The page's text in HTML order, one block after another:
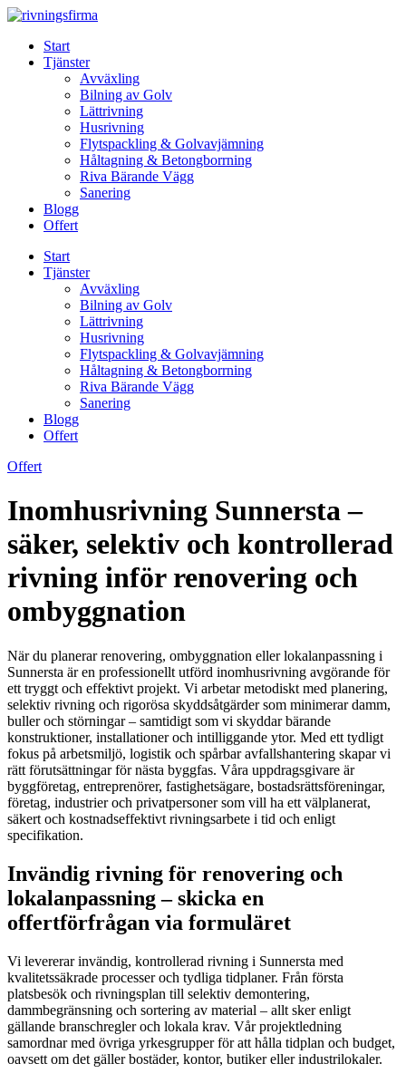
Skip
contentStart
Tjänster
Avväxling
Bilning av Golv
Lättrivning
Husrivning
Flytspackling & Golvavjämning
Håltagning & Betongborrning
Riva Bärande Vägg
Sanering
Blogg
Offert
Start
Tjänster
Avväxling
Bilning av Golv
Lättrivning
Husrivning
Flytspackling & Golvavjämning
Håltagning & Betongborrning
Riva Bärande Vägg
Sanering
Blogg
Offert
Offert
Inomhusrivning Sunnersta –
säker, selektiv och kontrollerad
rivning inför renovering och
ombyggnation
När du planerar renovering, ombyggnation eller lokalanpassning i
Sunnersta är en professionellt utförd inomhusrivning avgörande för
ett tryggt och effektivt projekt. Vi arbetar metodiskt med planering,
selektiv rivning och rigorösa skyddsåtgärder som minimerar damm,
buller och störningar – samtidigt som vi skyddar bärande
konstruktioner, installationer och intilliggande ytor. Med ett tydligt
fokus på arbetsmiljö, logistik och spårbar avfallshantering skapar vi
rätt förutsättningar för nästa byggfas. Våra uppdragsgivare är
byggföretag, entreprenörer, fastighetsägare, bostadsrättsföreningar,
företag, industrier och privatpersoner som vill ha ett välplanerat,
säkert och kostnadseffektivt rivningsarbete i tid och enligt
specifikation.
Invändig rivning för renovering och
lokalanpassning – skicka en
offertförfrågan via formuläret
Vi levererar invändig, kontrollerad rivning i Sunnersta med
kvalitetssäkrade processer och tydliga tidplaner. Från första
platsbesök och rivningsplan till selektiv demontering,
dammbegränsning och sortering av material – allt sker enligt
gällande branschregler och lokala krav. Vår projektledning
samordnar med övriga yrkesgrupper för att hålla tidplan och budget,
oavsett om det gäller bostäder, kontor, butiker eller industrilokaler.